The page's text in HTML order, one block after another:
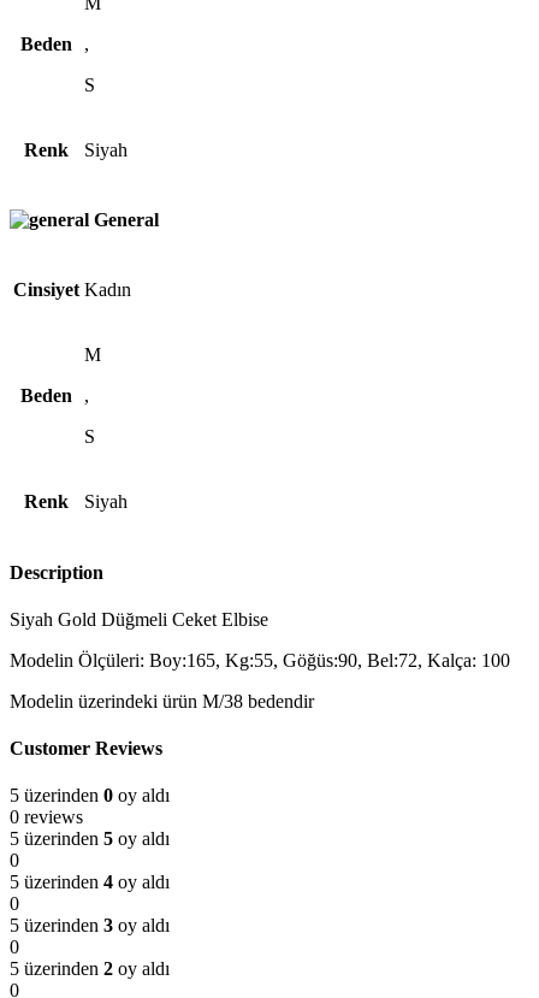
Beden
,
S
Renk Siyah
General
Cinsiyet Kadın
Beden
M
,
S
Renk Siyah
Description
Siyah Gold Düğmeli Ceket Elbise
Modelin Ölçüleri: Boy:165, Kg:55, Göğüs:90, Bel:72, Kalça: 100
Modelin üzerindeki ürün M/38 bedendir
Customer Reviews
5 üzerinden 0 oy aldı
0 reviews
5 üzerinden 5 oy aldı
0
5 üzerinden 4 oy aldı
0
5 üzerinden 3 oy aldı
0
5 üzerinden 2 oy aldı
0